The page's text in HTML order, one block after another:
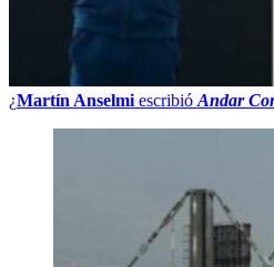
¿Martín Anselmi escribió Andar